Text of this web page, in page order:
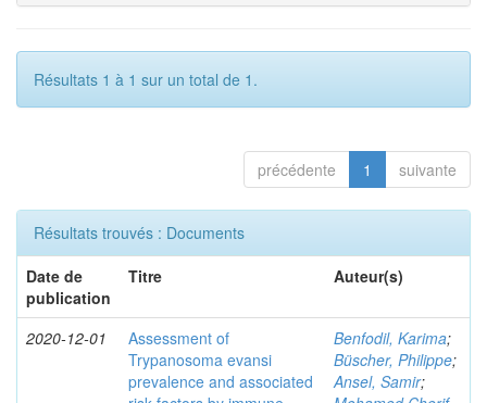
Résultats 1 à 1 sur un total de 1.
précédente 1 suivante
Résultats trouvés : Documents
Date de
publication
Titre Auteur(s)
2020-12-01
Assessment of
Trypanosoma evansi
prevalence and associated
Benfodil, Karima;
Büscher, Philippe;
Ansel, Samir;